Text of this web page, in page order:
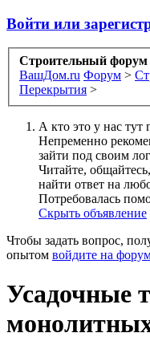
Войти или
Строительный
ВашДом.ru Форум >
Перекрытия >
А кто это у нас тут
Непременно
зайти под своим
Читайте,
найти ответ на
Потребовалась
Скрыть объявление
Чтобы задать вопрос,
опытом войдите на
Усадочные